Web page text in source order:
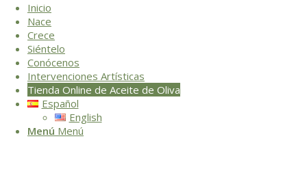
Inicio
Nace
Crece
Siéntelo
Conócenos
Intervenciones Artísticas
Tienda Online de Aceite de Oliva
Español
English
Menú Menú